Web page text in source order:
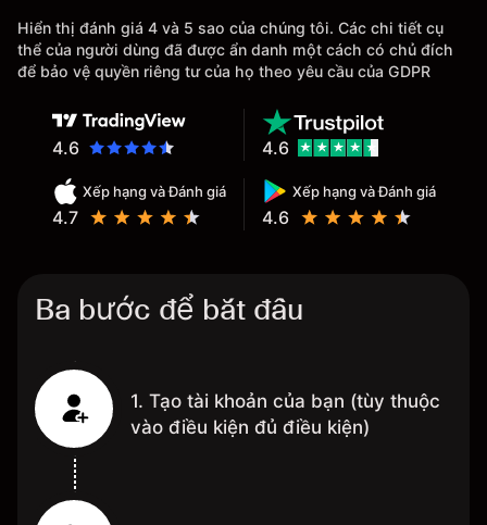
Hiển thị đánh giá 4 và 5 sao của chúng tôi. Các chi tiết cụ
thể của người dùng đã được ẩn danh một cách có chủ đích
để bảo vệ quyền riêng tư của họ theo yêu cầu của GDPR
4.6
Xếp hạng và Đánh giá
4.7
Xếp hạng và Đánh giá
4.6
4.6
Ba bước để bắt đầu
1. Tạo tài khoản của bạn (tùy thuộc
vào điều kiện đủ điều kiện)